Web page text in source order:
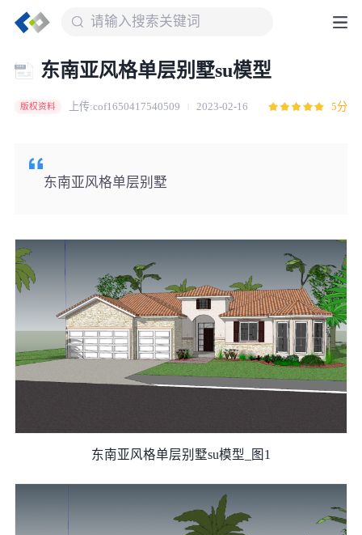
东南亚风格单层别墅su模型
版权资料 上传:cof1650417540509 2023-02-16 5分
东南亚风格单层别墅
东南亚风格单层别墅su模型_图1